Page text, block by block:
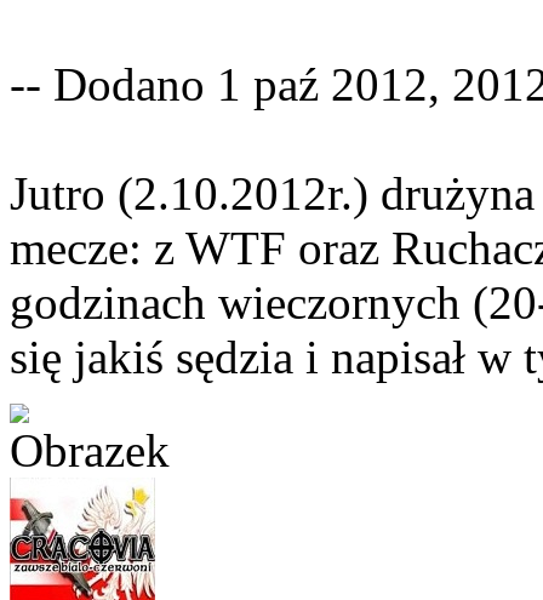
-- Dodano 1 paź 2012,
Jutro (2.10.2012r.)
mecze: z WTF oraz
godzinach wieczornych
się jakiś sędzia i napisał w